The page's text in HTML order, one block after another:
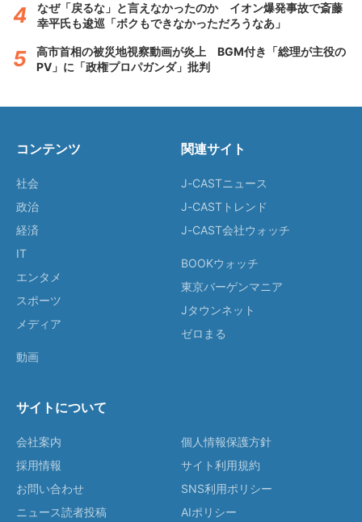
なぜ「戻るな」と言えなかったのか イオン爆発事故で斎藤
幸平氏も逡巡「ボクもできなかっただろうなあ」
高市首相の被災地視察動画が炎上 BGM付き「総理が主役の
PV」に「政権プロパガンダ」批判
コンテンツ
社会
政治
経済
IT
エンタメ
スポーツ
メディア
動画
関連サイト
J-CASTニュース
J-CASTトレンド
J-CAST会社ウォッチ
BOOKウォッチ
東京バーゲンマニア
Jタウンネット
ゼロまる
サイトについて
会社案内
採用情報
お問い合わせ
ニュース読者投稿
個人情報保護方針
サイト利用規約
SNS利用ポリシー
AIポリシー